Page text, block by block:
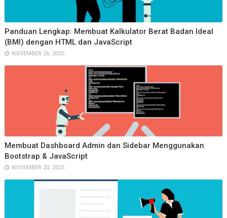
Panduan Lengkap: Membuat Kalkulator Berat Badan Ideal
(BMI) dengan HTML dan JavaScript
NOVEMBER 26, 2025
Membuat Dashboard Admin dan Sidebar Menggunakan
Bootstrap & JavaScript
NOVEMBER 20, 2025